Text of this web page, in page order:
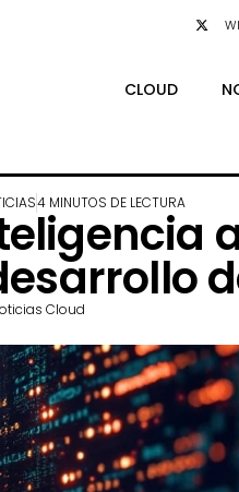
CLOUD
4 MINUTOS DE LECTURA
Cloud